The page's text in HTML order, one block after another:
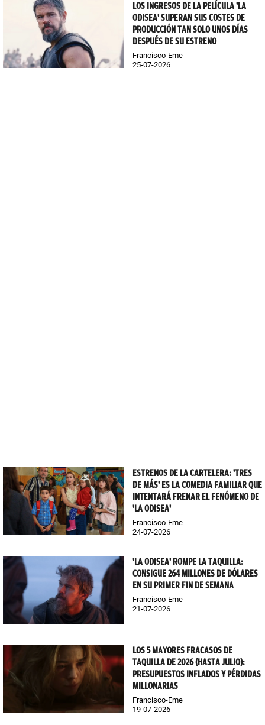
LOS INGRESOS DE LA PELÍCULA 'LA
ODISEA' SUPERAN SUS COSTES DE
PRODUCCIÓN TAN SOLO UNOS DÍAS
DESPUÉS DE SU ESTRENO
Francisco-Eme
25-07-2026
ESTRENOS DE LA CARTELERA: 'TRES
DE MÁS' ES LA COMEDIA FAMILIAR QUE
INTENTARÁ FRENAR EL FENÓMENO DE
'LA ODISEA'
Francisco-Eme
24-07-2026
'LA ODISEA' ROMPE LA TAQUILLA:
CONSIGUE 264 MILLONES DE DÓLARES
EN SU PRIMER FIN DE SEMANA
Francisco-Eme
21-07-2026
LOS 5 MAYORES FRACASOS DE
TAQUILLA DE 2026 (HASTA JULIO):
PRESUPUESTOS INFLADOS Y PÉRDIDAS
MILLONARIAS
Francisco-Eme
19-07-2026